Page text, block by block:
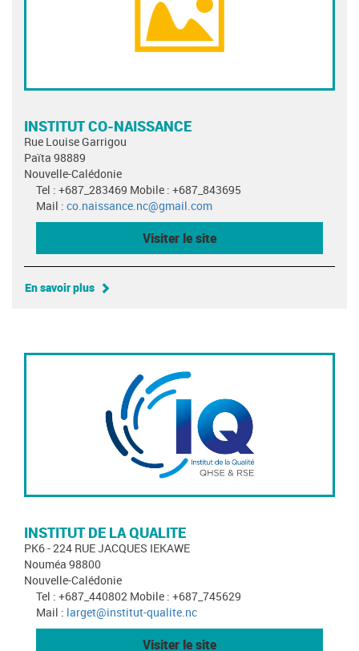
INSTITUT CO-NAISSANCE
Rue Louise Garrigou
Païta 98889
Nouvelle-Calédonie
Tel : +687_283469 Mobile : +687_843695
Mail : co.naissance.nc@gmail.com
Visiter le site
En savoir plus
INSTITUT DE LA QUALITE
PK6 - 224 RUE JACQUES IEKAWE
Nouméa 98800
Nouvelle-Calédonie
Tel : +687_440802 Mobile : +687_745629
Mail : larget@institut-qualite.nc
Visiter le site